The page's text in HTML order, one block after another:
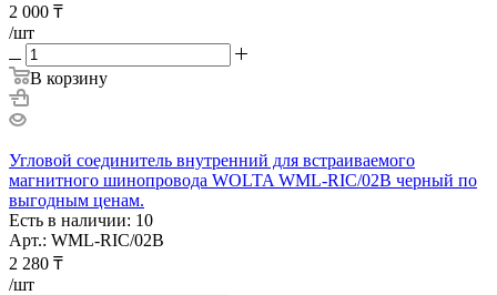
2 000 ₸
/шт
В корзину
Угловой соединитель внутренний для встраиваемого
магнитного шинопровода WOLTA WML-RIC/02B черный по
выгодным ценам.
Есть в наличии: 10
Арт.: WML-RIC/02B
2 280 ₸
/шт